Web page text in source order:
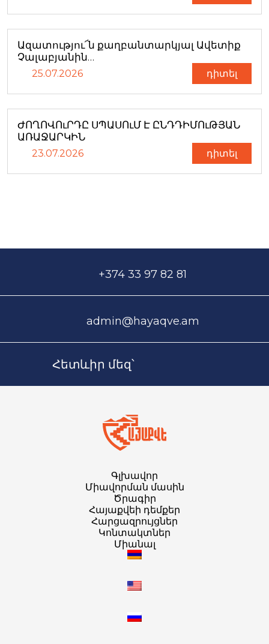
Ազատությու՜ն քաղբանտարկյալ Ավետիք
Չալաբյանին…
25.07.2026 դիտել
ԺՈՂՈՎՈւՐԴԸ ՍՊԱՍՈւՄ Է ԸՆԴԴԻՄՈւԹՅԱՆ
ԱՌԱՋԱՐԿԻՆ
23.07.2026 դիտել
+374 33 97 82 81
admin@hayaqve.am
Հետևիր մեզ՝
Գլխավոր
Միավորման մասին
Ծրագիր
Հայաքվեի դեմքեր
Հարցազրույցներ
Կոնտակտներ
Միանալ